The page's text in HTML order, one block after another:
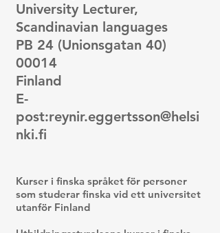
University Lecturer,
Scandinavian languages
PB 24 (Unionsgatan 40)
00014
Finland
E-
post:reynir.eggertsson@helsi
nki.fi
Kurser i finska språket för personer
som studerar finska vid ett universitet
utanför Finland